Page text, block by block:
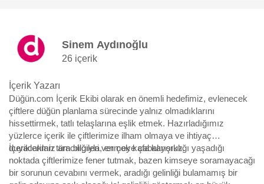
Sinem Aydınoğlu
26 içerik
İçerik Yazarı
Düğün.com İçerik Ekibi olarak en önemli hedefimiz, evlenecek
çiftlere düğün planlama sürecinde yalnız olmadıklarını
hissettirmek, tatlı telaşlarına eşlik etmek. Hazırladığımız
yüzlerce içerik ile çiftlerimize ilham olmaya ve ihtiyaç
duyacakları tüm bilgileri vermeye çabalıyoruz.
İçeriklerimiz aracılığıyla, en çok kafa karışıklığı yaşadığı
noktada çiftlerimize fener tutmak, bazen kimseye soramayacağı
bir sorunun cevabını vermek, aradığı gelinliği bulamamış bir